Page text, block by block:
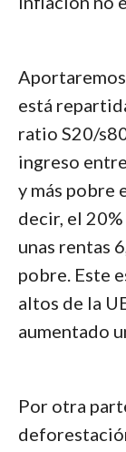
está
ratio S20/
ingreso
y más pobre
decir, el
unas rentas
pobre. Este
altos de la
aumentado
Por otra